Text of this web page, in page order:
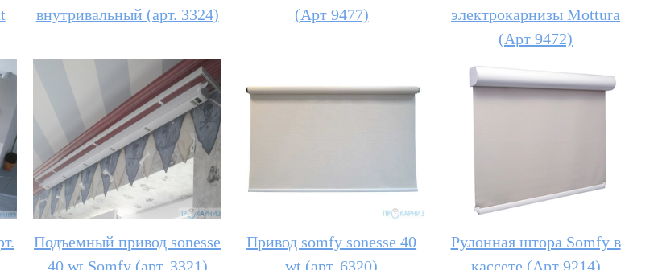
внутривальный (арт. 3324)
(Арт 9477)
электрокарнизы Mottura
(Арт 9472)
Подъемный привод sonesse
40 wt Somfy (арт. 3321)
Привод somfy sonesse 40
wt (арт. 6320)
Рулонная штора Somfy в
кассете (Арт 9214)